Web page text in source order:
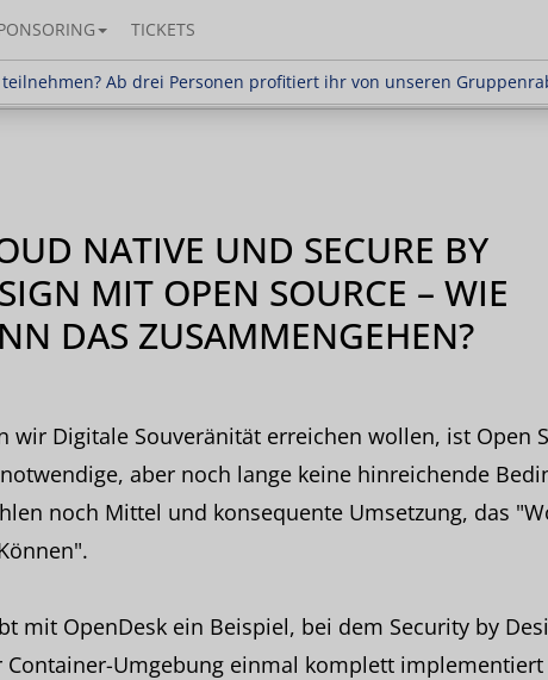
TICKETS
Ab drei Personen profitiert ihr von unseren
Ab drei Personen profitiert ihr von unseren
NATIVE UND SECURE BY
MIT OPEN SOURCE – WIE
DAS ZUSAMMENGEHEN?
wir Digitale Souveränität erreichen wollen, ist Open
aber noch lange keine hinreichende
noch Mittel und konsequente Umsetzung, das
mit OpenDesk ein Beispiel, bei dem Security by
Container-Umgebung einmal komplett implementiert